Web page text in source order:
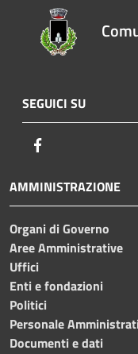
SEGUICI SU
AMMINISTRAZIONE
Organi di Governo
Aree Amministrative
Uffici
Enti e fondazioni
Politici
Personale
Documenti e dati